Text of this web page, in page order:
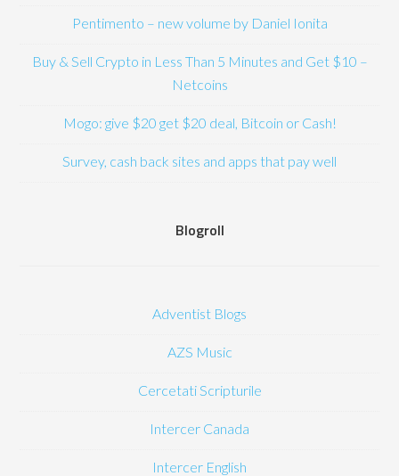
Pentimento – new volume by Daniel Ionita
Buy & Sell Crypto in Less Than 5 Minutes and Get $10 –
Netcoins
Mogo: give $20 get $20 deal, Bitcoin or Cash!
Survey, cash back sites and apps that pay well
Blogroll
Adventist Blogs
AZS Music
Cercetati Scripturile
Intercer Canada
Intercer English